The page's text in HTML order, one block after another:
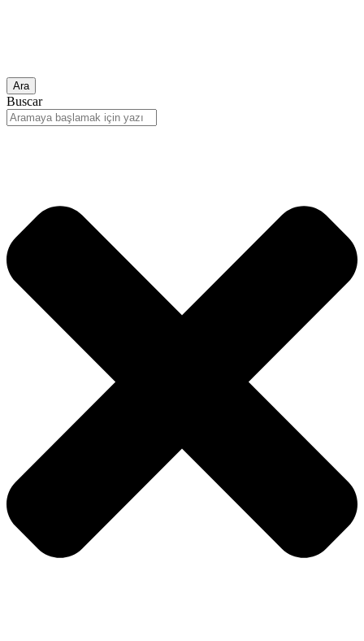
Ara
Buscar